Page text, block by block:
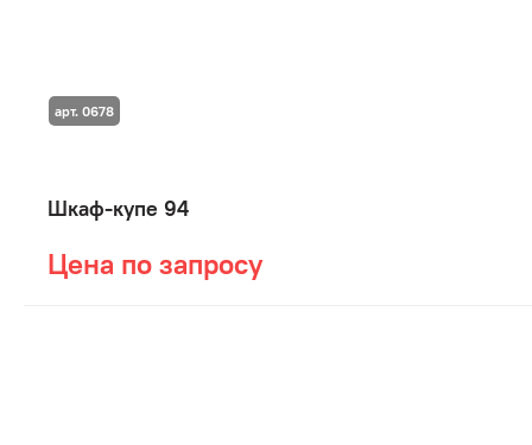
Шкаф-купе 94
Цена по запросу
арт. 0678